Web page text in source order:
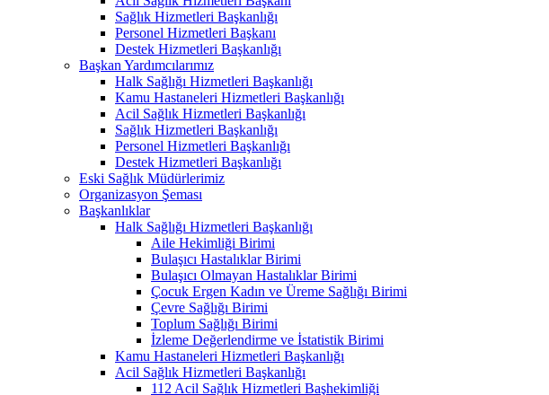
Sağlık Hizmetleri Başkanlığı
Personel Hizmetleri Başkanı
Destek Hizmetleri Başkanlığı
Başkan Yardımcılarımız
Halk Sağlığı Hizmetleri Başkanlığı
Kamu Hastaneleri Hizmetleri Başkanlığı
Acil Sağlık Hizmetleri Başkanlığı
Sağlık Hizmetleri Başkanlığı
Personel Hizmetleri Başkanlığı
Destek Hizmetleri Başkanlığı
Eski Sağlık Müdürlerimiz
Organizasyon Şeması
Başkanlıklar
Halk Sağlığı Hizmetleri Başkanlığı
Aile Hekimliği Birimi
Bulaşıcı Hastalıklar Birimi
Bulaşıcı Olmayan Hastalıklar Birimi
Çocuk Ergen Kadın ve Üreme Sağlığı Birimi
Çevre Sağlığı Birimi
Toplum Sağlığı Birimi
İzleme Değerlendirme ve İstatistik Birimi
Kamu Hastaneleri Hizmetleri Başkanlığı
Acil Sağlık Hizmetleri Başkanlığı
112 Acil Sağlık Hizmetleri Başhekimliği